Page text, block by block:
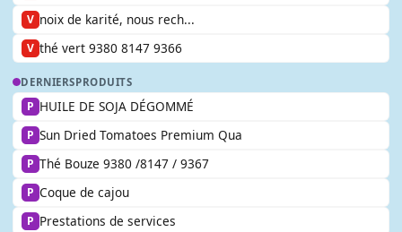
V noix de karité, nous rech...
V thé vert 9380 8147 9366
DERNIERSPRODUITS
P HUILE DE SOJA DÉGOMMÉ
P Sun Dried Tomatoes Premium Qua
P Thé Bouze 9380 /8147 / 9367
P Coque de cajou
P Prestations de services